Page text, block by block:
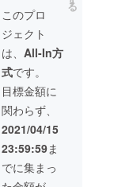
せて頂
くこと
も可能
ですが
発送を
希望す
る場合
はその
旨備考
欄に記
載くだ
さい。
発送の
場合は5
付きに
なりま
す。 ア
レンジ
メント
はアン
スリウ
ムをメ
インに
使用
し、ま
た季節
の花を
加えま
物アン
スリウ
ム 3鉢
例】ス
マイル
ファー
ム オ
リジナ
ルＴ
シャツ2
枚 ホ
ワイト
のみ
例）ス
花 100
本提供
（施設
利用
時） ア
ンスリ
ウムア
レンジ
メン
ト 3
個 発
送可能
（配送
料込）
る
このプロ
ジェクト
は、 All-In方
式です。
目標金額に
関わらず、
2021/04/15
23:59:59ま
でに集まっ